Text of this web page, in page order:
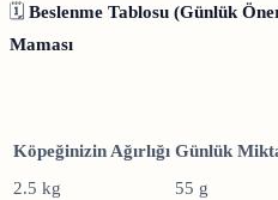
🗓️ Beslenme Tablosu (Günlük
Maması
Köpeğinizin Ağırlığı Günlük
2.5 kg
55 g